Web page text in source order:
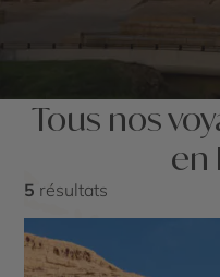
Tous nos
en
5 résultats